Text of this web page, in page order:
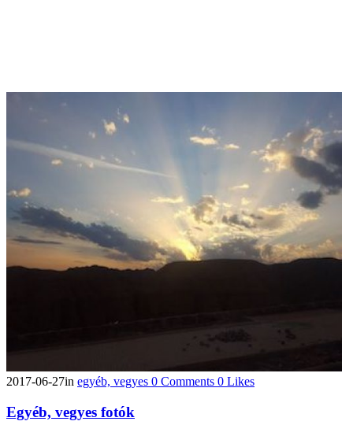
2017-06-27in egyéb, vegyes 0 Comments 0 Likes
Egyéb, vegyes fotók